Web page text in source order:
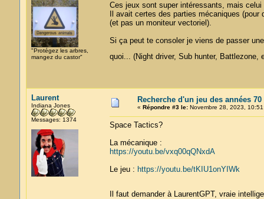
"Protégez les arbres,
mangez du castor"
Ces jeux sont super intéressants, mais
Il avait certes des parties mécaniques
(et pas un moniteur vectoriel).
Si ça peut te consoler je viens de passer
quoi... (Night driver, Sub hunter,
Laurent
Indiana Jones
Messages: 1374
Recherche d'un jeu des années 70
« Répondre #3 le:Novembre 28, 2023,
Space Tactics?
La mécanique :
https://youtu.be/vxq00qQNxdA
Le jeu : https://youtu.be/tKIU1onYIWk
Il faut demander à LaurentGPT, vraie